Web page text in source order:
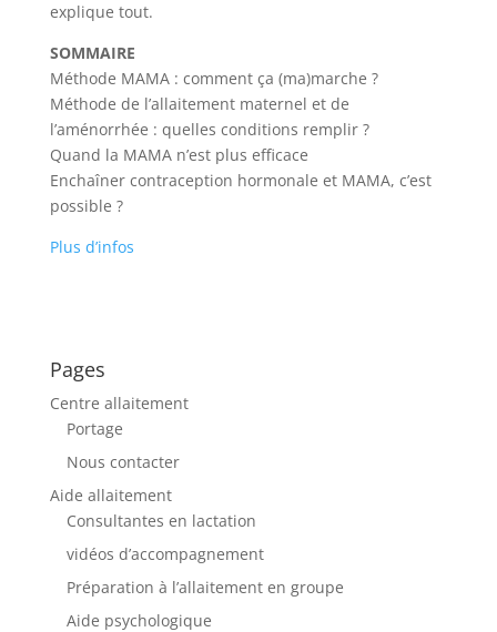
explique tout.
SOMMAIRE
Méthode MAMA : comment ça (ma)marche ?
Méthode de l’allaitement maternel et de
l’aménorrhée : quelles conditions remplir ?
Quand la MAMA n’est plus efficace
Enchaîner contraception hormonale et MAMA, c’est
possible ?
Plus d’infos
Pages
Centre allaitement
Portage
Nous contacter
Aide allaitement
Consultantes en lactation
vidéos d’accompagnement
Préparation à l’allaitement en groupe
Aide psychologique